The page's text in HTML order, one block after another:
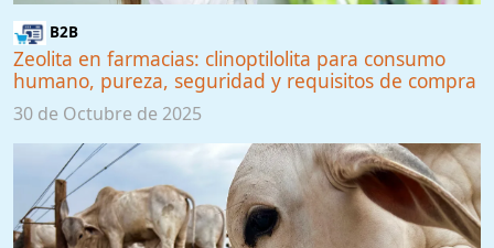
B2B
Zeolita en farmacias: clinoptilolita para consumo
humano, pureza, seguridad y requisitos de compra
30 de Octubre de 2025